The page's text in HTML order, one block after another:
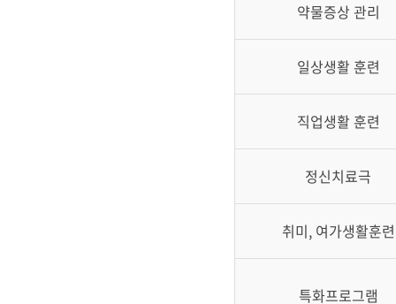
약물증상 관리
일상생활 훈련
직업생활 훈련
정신치료극
취미, 여가생활훈련
특화프로그램